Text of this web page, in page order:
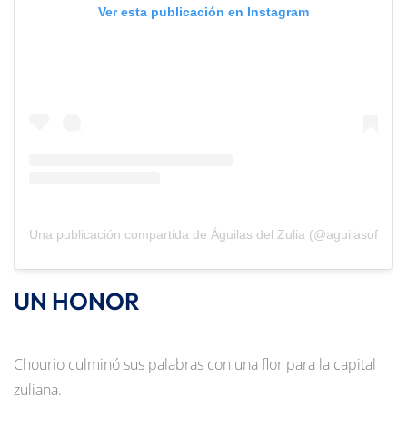
Ver esta publicación en Instagram
Una publicación compartida de Águilas del Zulia (@aguilasoficial)
UN HONOR
Chourio culminó sus palabras con una flor para la capital
zuliana.